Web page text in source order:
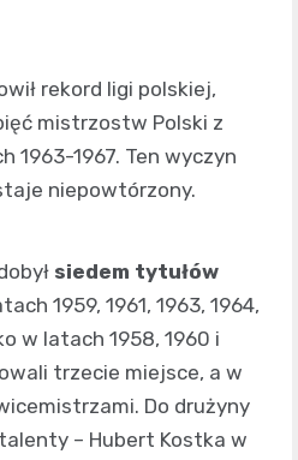
rekord ligi polskiej,
mistrzostw Polski z
1963-1967. Ten wyczyn
niepowtórzony.
siedem tytułów
1959, 1961, 1963, 1964,
w latach 1958, 1960 i
trzecie miejsce, a w
Do drużyny
– Hubert Kostka w